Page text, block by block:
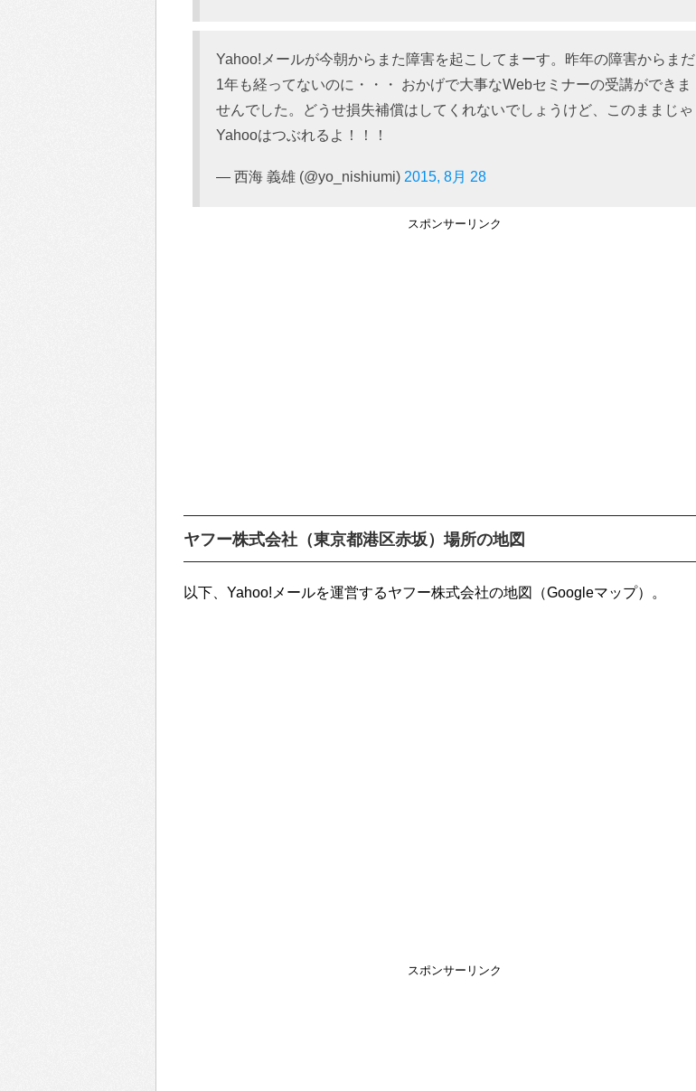
Yahoo!メールが今朝からまた障害を起こしてまーす。昨年の障害からまだ
1年も経ってないのに・・・ おかげで大事なWebセミナーの受講ができま
せんでした。どうせ損失補償はしてくれないでしょうけど、このままじゃ
Yahooはつぶれるよ！！！
— 西海 義雄 (@yo_nishiumi) 2015, 8月 28
スポンサーリンク
ヤフー株式会社（東京都港区赤坂）場所の地図
以下、Yahoo!メールを運営するヤフー株式会社の地図（Googleマップ）。
スポンサーリンク